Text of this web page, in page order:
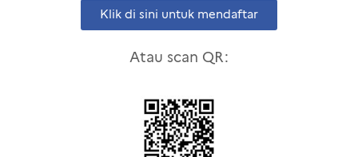
Klik di sini untuk mendaftar
Atau scan QR: